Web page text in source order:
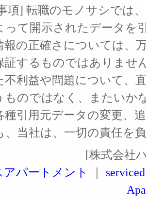
項] 転職のモノサシでは
って開示されたデータを
報の正確さについては、
証するものではありませ
不利益や問題について、
ものではなく、またいか
種引用元データの変更、
、当社は、一切の責任を
[株式会社
パートメント